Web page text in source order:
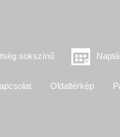
sokszínű
Oldaltérkép